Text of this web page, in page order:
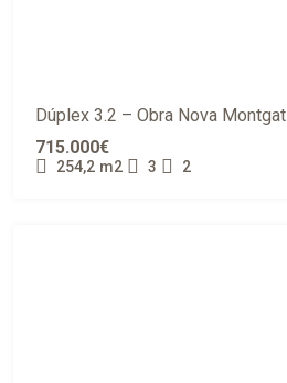
Dúplex 3.2 – Obra Nova Montgat
715.000€
254,2 m2 3 2